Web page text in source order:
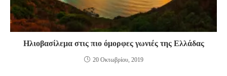
Ηλιοβασίλεμα στις πιο όμορφες γωνιές της Ελλάδας
20 Οκτωβρίου, 2019